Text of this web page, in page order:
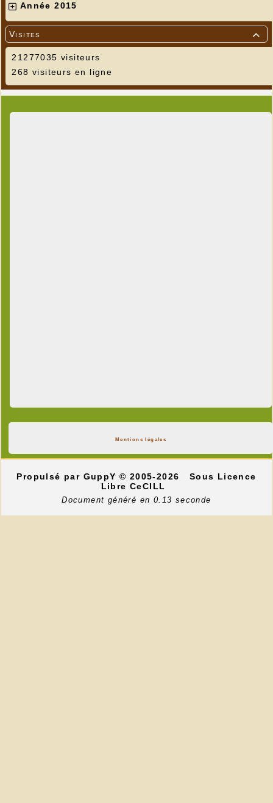
Année 2015

Visites
21277035 visiteurs
268 visiteurs en ligne
Mentions légales
Propulsé par GuppY© 2005-2026
Sous Licence
Libre CeCILL
Document généré en 0.13 seconde